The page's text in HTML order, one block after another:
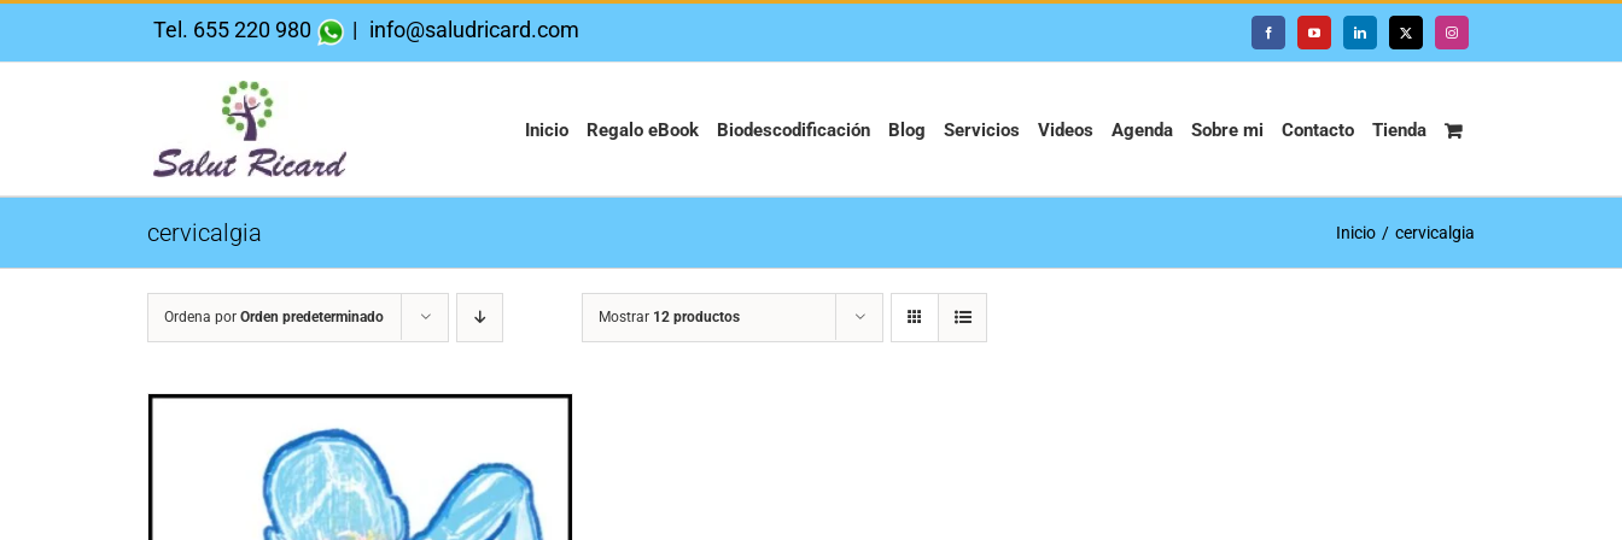
Tel. 655 220 980 | info@saludricard.com FacebookYouTube LinkedIn X Instagram
Inicio Regalo eBook Biodescodificación Blog Servicios Videos Agenda Sobre mi Contacto Tienda
cervicalgia Inicio cervicalgia
Ordena por Orden predeterminado Mostrar 12 productos